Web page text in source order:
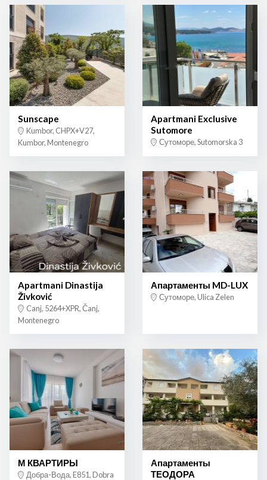
Sunscape
Kumbor, CHPX+V27,
Kumbor, Montenegro
Apartmani Exclusive
Sutomore
Сутоморе, Sutomorska 3
Apartmani Dinastija
Živković
Canj, 5264+XPR, Čanj,
Montenegro
Апартаменты MD-LUX
Сутоморе, Ulica Zelen
М КВАРТИРЫ
Добра-Вода, E851, Dobra
Апартаменты
ТЕОДОРА